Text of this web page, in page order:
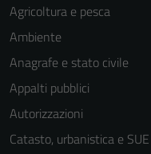
Agricoltura e pesca
Ambiente
Anagrafe e stato civile
Appalti pubblici
Autorizzazioni
Catasto, urbanistica e SUE